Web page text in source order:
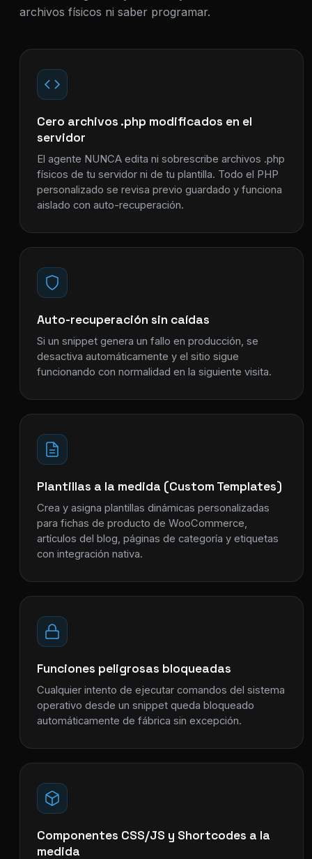
archivos físicos ni saber programar.
Cero archivos .php modificados en el
servidor
El agente NUNCA edita ni sobrescribe archivos .php
físicos de tu servidor ni de tu plantilla. Todo el PHP
personalizado se revisa previo guardado y funciona
aislado con auto-recuperación.
Auto-recuperación sin caídas
Si un snippet genera un fallo en producción, se
desactiva automáticamente y el sitio sigue
funcionando con normalidad en la siguiente visita.
Plantillas a la medida (Custom Templates)
Crea y asigna plantillas dinámicas personalizadas
para fichas de producto de WooCommerce,
artículos del blog, páginas de categoría y etiquetas
con integración nativa.
Funciones peligrosas bloqueadas
Cualquier intento de ejecutar comandos del sistema
operativo desde un snippet queda bloqueado
automáticamente de fábrica sin excepción.
Componentes CSS/JS y Shortcodes a la
medida